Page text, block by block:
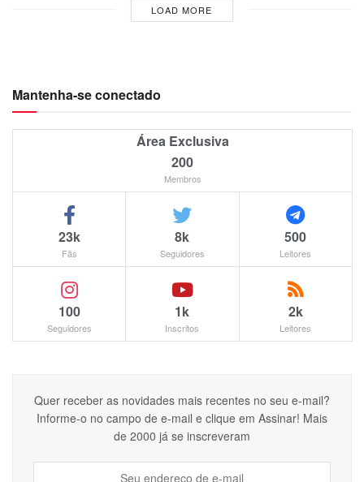
LOAD MORE
Mantenha-se conectado
Área Exclusiva
200
Membros
23k
Fãs
8k
Seguidores
500
Leitores
100
Seguidores
1k
Inscritos
2k
Leitores
Quer receber as novidades mais recentes no seu e-mail?
Informe-o no campo de e-mail e clique em Assinar! Mais
de 2000 já se inscreveram